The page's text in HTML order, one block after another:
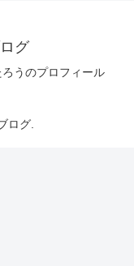
グ
ろうのプロフィール
ログ.